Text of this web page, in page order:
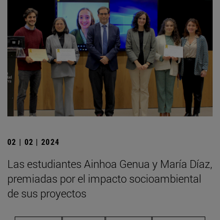
02 | 02 | 2024
Las estudiantes Ainhoa Genua y María Díaz,
premiadas por el impacto socioambiental
de sus proyectos